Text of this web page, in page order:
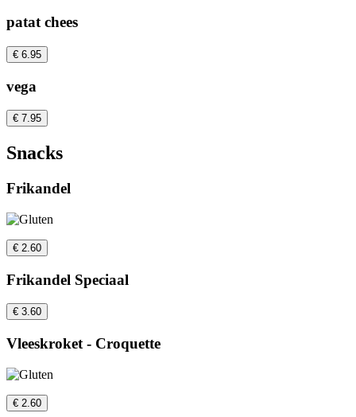
patat chees
€ 6.95
vega
€ 7.95
Snacks
Frikandel
€ 2.60
Frikandel Speciaal
€ 3.60
Vleeskroket - Croquette
€ 2.60